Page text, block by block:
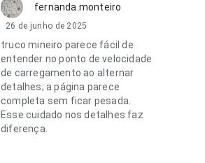
fernanda.monteiro
26 de junho de 2025
truco mineiro parece fácil de
entender no ponto de velocidade
de carregamento ao alternar
detalhes; a página parece
completa sem ficar pesada.
Esse cuidado nos detalhes faz
diferença.